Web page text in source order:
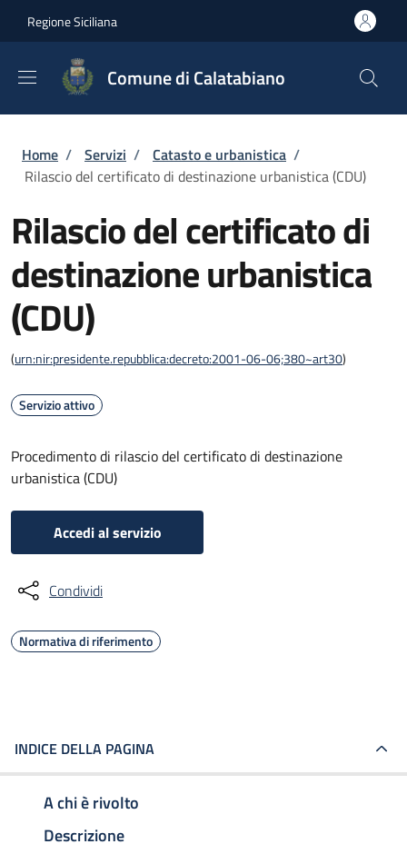
Regione Siciliana
Comune di Calatabiano
Briciole di pane
Home / Servizi / Catasto e urbanistica /
Rilascio del certificato di destinazione urbanistica (CDU)
Rilascio del certificato di
destinazione urbanistica
(CDU)
(urn:nir:presidente.repubblica:decreto:2001-06-06;380~art30)
Servizio attivo
Procedimento di rilascio del certificato di destinazione
urbanistica (CDU)
Accedi al servizio
Condividi
Normativa di riferimento
INDICE DELLA PAGINA
A chi è rivolto
Descrizione